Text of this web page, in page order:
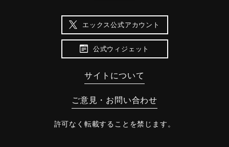
エックス公式アカウント
公式ウィジェット
サイトについて
ご意見・お問い合わせ
許可なく転載することを禁じます。